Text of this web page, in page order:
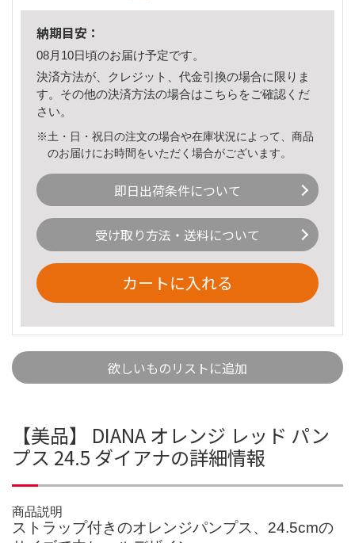
納期目安：
08月10日頃のお届け予定です。
決済方法が、クレジット、代金引換の場合に限りま
す。その他の決済方法の場合はこちら をご確認くだ
さい。
※土・日・祝日の注文の場合や在庫状況によって、商品
のお届けにお時間をいただく場合がございます。
即日出荷条件について
受け取り方法・送料について
カートに入れる
欲しいものリストに追加
【美品】 DIANA オレンジ レッド パン
プス 24.5 ダイアナの詳細情報
商品説明
ストラップ付きのオレンジパンプス、24.5cmの